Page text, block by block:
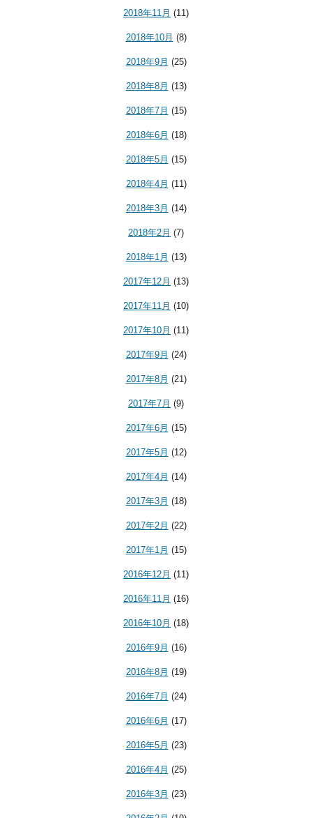
2018年11月 (11)
2018年10月 (8)
2018年9月 (25)
2018年8月 (13)
2018年7月 (15)
2018年6月 (18)
2018年5月 (15)
2018年4月 (11)
2018年3月 (14)
2018年2月 (7)
2018年1月 (13)
2017年12月 (13)
2017年11月 (10)
2017年10月 (11)
2017年9月 (24)
2017年8月 (21)
2017年7月 (9)
2017年6月 (15)
2017年5月 (12)
2017年4月 (14)
2017年3月 (18)
2017年2月 (22)
2017年1月 (15)
2016年12月 (11)
2016年11月 (16)
2016年10月 (18)
2016年9月 (16)
2016年8月 (19)
2016年7月 (24)
2016年6月 (17)
2016年5月 (23)
2016年4月 (25)
2016年3月 (23)